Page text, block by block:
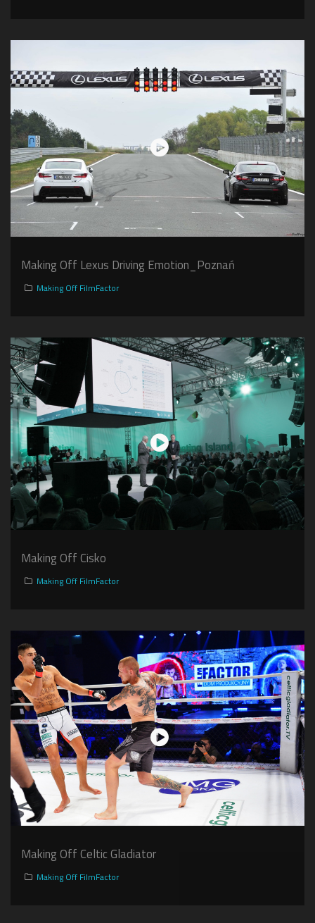
Making Off Lexus Driving Emotion_Poznań
Making Off FilmFactor
Making Off Cisko
Making Off FilmFactor
Making Off Celtic Gladiator
Making Off FilmFactor